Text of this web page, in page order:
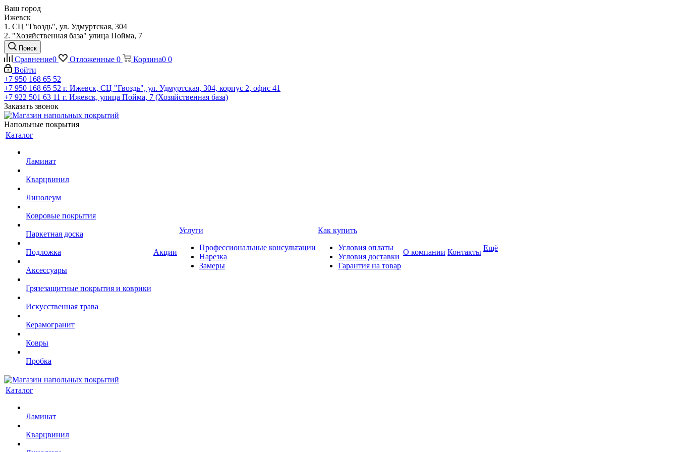
Ваш город
Ижевск
1. СЦ "Гвоздь", ул. Удмуртская, 304
2. "Хозяйственная база" улица Пойма, 7
Поиск
Сравнение0 Отложенные 0 Корзина0 0
Войти
+7 950 168 65 52
+7 950 168 65 52 г. Ижевск, СЦ "Гвоздь", ул. Удмуртская, 304, корпус 2, офис 41
+7 922 501 63 11 г. Ижевск, улица Пойма, 7 (Хозяйственная база)
Заказать звонок
Напольные покрытия
Каталог
Ламинат
Кварцвинил
Линолеум
Ковровые покрытия
Паркетная доска
Подложка
Аксессуары
Грязезащитные покрытия и коврики
Искусственная трава
Керамогранит
Ковры
Пробка
Акции
Услуги
Профессиональные консультации
Нарезка
Замеры
Как купить
Условия оплаты
Условия доставки
Гарантия на товар
О компании Контакты Ещё
Каталог
Ламинат
Кварцвинил